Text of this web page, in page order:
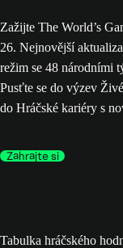
Zažijte The World’s
26. Nejnovější
režim se 48 národními
Pusťte se do výzev
do Hráčské kariéry s
Zahrajte si
Tabulka hráčského